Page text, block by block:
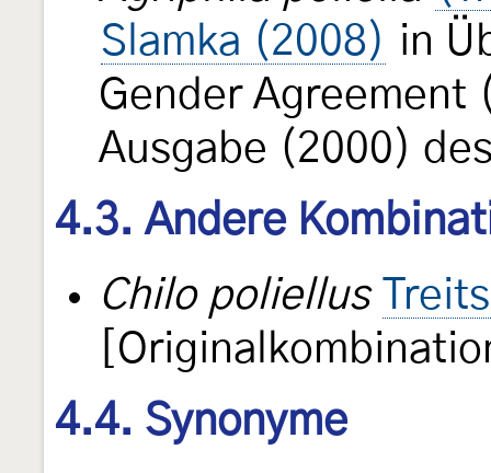
Slamka (2008) in
Gender
Ausgabe (2000)
4.3. Andere
Chilo poliellus
4.4. Synonyme